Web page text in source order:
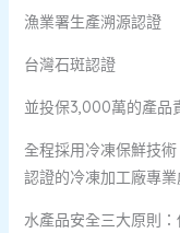
漁業署生產溯源認證
台灣石斑認證
並投保3,000萬的產品
全程採用冷凍保鮮技
認證的冷凍加工廠專
水產品安全三大原則